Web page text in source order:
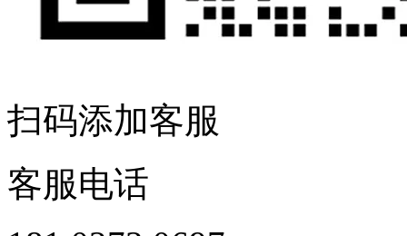
扫码添加客服
客服电话